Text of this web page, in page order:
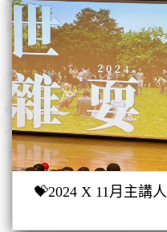
💝2024 X 11月主講